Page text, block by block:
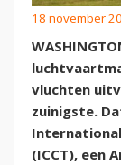
18 november
vluchten
zuinigste.
(ICCT), een